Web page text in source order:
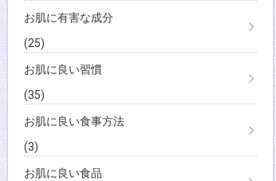
お肌に有害な成分
(25)
お肌に良い習慣
(35)
お肌に良い食事方法
(3)
お肌に良い食品